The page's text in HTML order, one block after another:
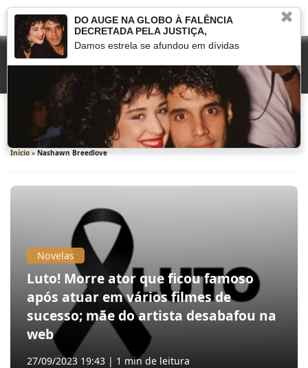
Nashawn Breedlove
Início » Nashawn Breedlove
Novelas
Luto! Morre ator que ficou famoso
após atuar em vários filmes de
sucesso; mãe do artista desabafou na
web
27/09/2023 19:43 | 1 min de leitura
✖
DO AUGE NA GLOBO À FALÊNCIA
DECRETADA PELA JUSTIÇA,
Damos estrela se afundou em dívidas